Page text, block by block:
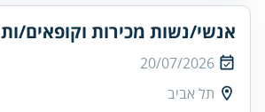
אנשי/נשות מכירות וקופאים/ות
20/07/2026
תל אביב